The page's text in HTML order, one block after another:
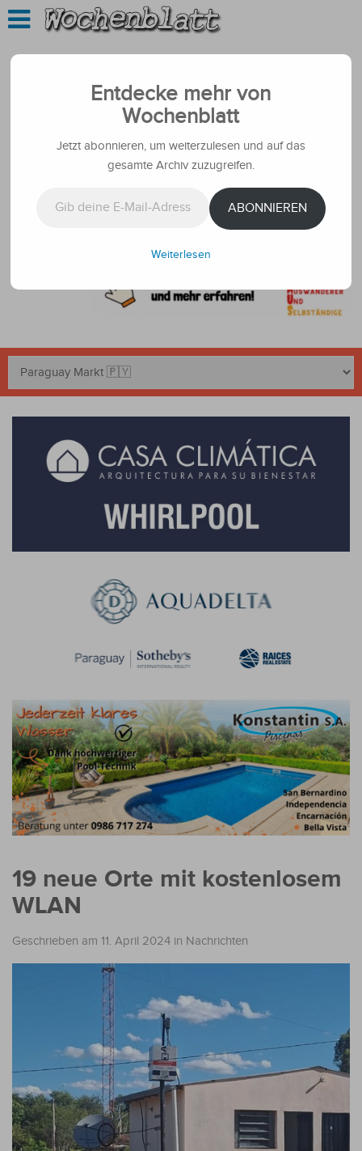
19 neue Orte mit kostenlosem
WLAN
Geschrieben am 11. April 2024 in Nachrichten
Entdecke mehr von
Wochenblatt
Jetzt abonnieren, um weiterzulesen und auf das
gesamte Archiv zuzugreifen.
ABONNIEREN
Weiterlesen